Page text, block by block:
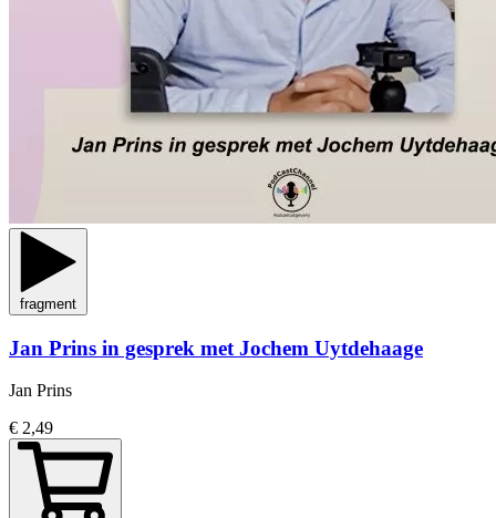
fragment
Jan Prins in gesprek met Jochem Uytdehaage
Jan Prins
€ 2,49